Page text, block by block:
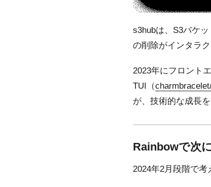
s3hubは、S3バケ
の削除がインタラ
2023年にフロント
TUI（
が、技術的な成長
Rainbowで次
2024年2月段階で考